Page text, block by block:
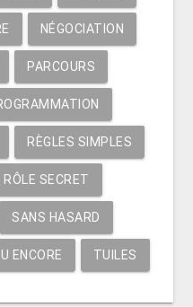
NÉGOCIATION
PARCOURS
RÈGLES SIMPLES
RÔLE SECRET
SANS HASARD
ENCORE TUILES